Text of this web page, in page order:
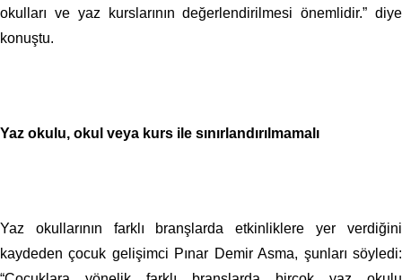
okulları ve yaz kurslarının değerlendirilmesi önemlidir.” diye
konuştu.
Yaz okulu, okul veya kurs ile sınırlandırılmamalı
Yaz okullarının farklı branşlarda etkinliklere yer verdiğini
kaydeden çocuk gelişimci Pınar Demir Asma, şunları söyledi: